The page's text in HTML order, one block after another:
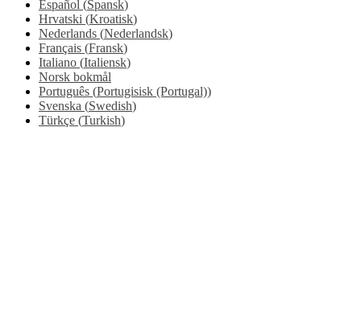
Español (Spansk)
Hrvatski (Kroatisk)
Nederlands (Nederlandsk)
Français (Fransk)
Italiano (Italiensk)
Norsk bokmål
Português (Portugisisk (Portugal))
Svenska (Swedish)
Türkçe (Turkish)